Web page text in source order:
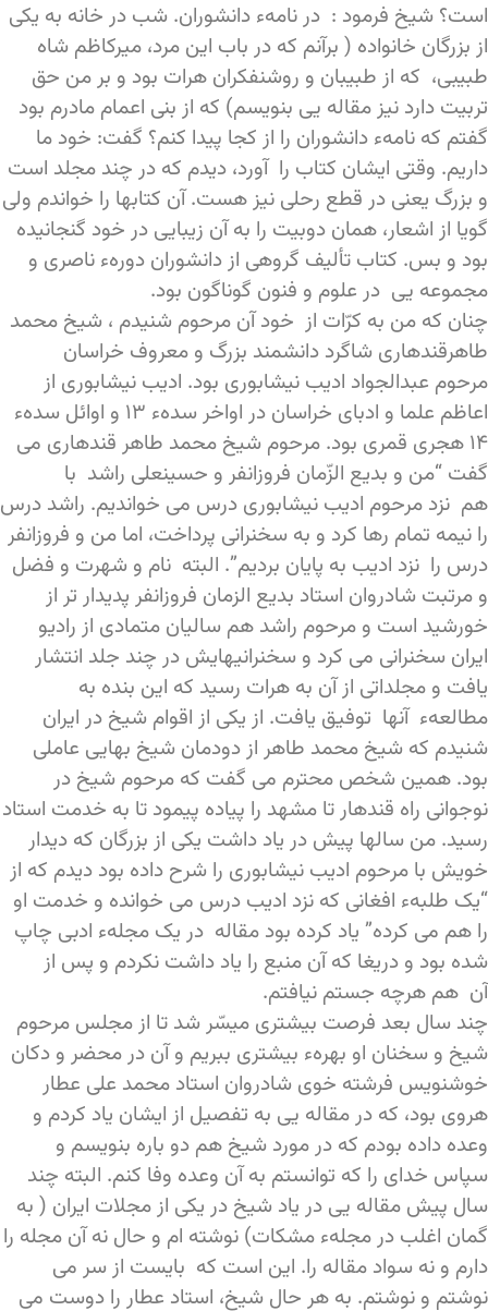
است؟ شیخ فرمود : در نامهء دانشوران. شب در خانه به یکی
از بزرگان خانواده ( برآنم که در باب این مرد، میرکاظم شاه
طبیبی، که از طبیبان و روشنفکران هرات بود و بر من حق
تربیت دارد نیز مقاله یی بنویسم) که از بنی اعمام مادرم بود
گفتم که نامهء دانشوران را از کجا پیدا کنم؟ گفت: خود ما
داریم. وقتی ایشان کتاب را آورد، دیدم که در چند مجلد است
و بزرگ یعنی در قطع رحلی نیز هست. آن کتابها را خواندم ولی
گویا از اشعار، همان دوبیت را به آن زیبایی در خود گنجانیده
بود و بس. کتاب تألیف گروهی از دانشوران دورهء ناصری و
مجموعه یی در علوم و فنون گوناگون بود.
چنان که من به کرّات از خود آن مرحوم شنیدم ، شیخ محمد
طاهرقندهاری شاگرد دانشمند بزرگ و معروف خراسان
مرحوم عبدالجواد ادیب نیشابوری بود. ادیب نیشابوری از
اعاظم علما و ادبای خراسان در اواخر سدهء ۱۳ و اوائل سدهء
۱۴ هجری قمری بود. مرحوم شیخ محمد طاهر قندهاری می
گفت “من و بدیع الزّمان فروزانفر و حسینعلی راشد با
هم نزد مرحوم ادیب نیشابوری درس می خواندیم. راشد درس
را نیمه تمام رها کرد و به سخنرانی پرداخت، اما من و فروزانفر
درس را نزد ادیب به پایان بردیم”. البته نام و شهرت و فضل
و مرتبت شادروان استاد بدیع الزمان فروزانفر پدیدار تر از
خورشید است و مرحوم راشد هم سالیان متمادی از رادیو
ایران سخنرانی می کرد و سخنرانیهایش در چند جلد انتشار
یافت و مجلداتی از آن به هرات رسید که این بنده به
مطالعهء آنها توفیق یافت. از یکی از اقوام شیخ در ایران
شنیدم که شیخ محمد طاهر از دودمان شیخ بهایی عاملی
بود. همین شخص محترم می گفت که مرحوم شیخ در
نوجوانی راه قندهار تا مشهد را پیاده پیمود تا به خدمت استاد
رسید. من سالها پیش در یاد داشت یکی از بزرگان که دیدار
خویش با مرحوم ادیب نیشابوری را شرح داده بود دیدم که از
“یک طلبهء افغانی که نزد ادیب درس می خوانده و خدمت او
را هم می کرده” یاد کرده بود مقاله در یک مجلهء ادبی چاپ
شده بود و دریغا که آن منبع را یاد داشت نکردم و پس از
آن هم هرچه جستم نیافتم.
چند سال بعد فرصت بیشتری میسّر شد تا از مجلس مرحوم
شیخ و سخنان او بهرهء بیشتری ببریم و آن در محضر و دکان
خوشنویس فرشته خوی شادروان استاد محمد علی عطار
هروی بود، که در مقاله یی به تفصیل از ایشان یاد کردم و
وعده داده بودم که در مورد شیخ هم دو باره بنویسم و
سپاس خدای را که توانستم به آن وعده وفا کنم. البته چند
سال پیش مقاله یی در یاد شیخ در یکی از مجلات ایران ( به
گمان اغلب در مجلهء مشکات) نوشته ام و حال نه آن مجله را
دارم و نه سواد مقاله را. این است که بایست از سر می
نوشتم و نوشتم. به هر حال شیخ، استاد عطار را دوست می